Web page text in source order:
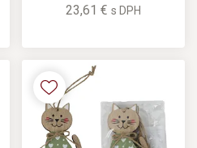
23,61 € s DPH